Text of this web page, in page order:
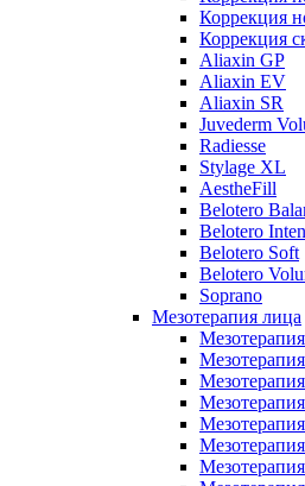
Коррекция
Коррекция
Aliaxin GP
Aliaxin EV
Aliaxin SR
Juvederm
Radiesse
Stylage XL
AestheFill
Belotero
Belotero
Belotero Soft
Belotero
Soprano
Мезотерапия лица